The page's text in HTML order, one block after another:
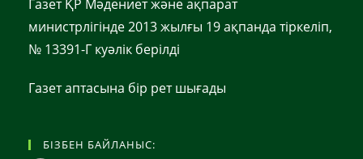
Газет ҚР Мәдениет және ақпарат
министрлігінде 2013 жылғы 19 ақпанда тіркеліп,
№ 13391-Г куәлік берілді
Газет аптасына бір рет шығады
БІЗБЕН БАЙЛАНЫС: